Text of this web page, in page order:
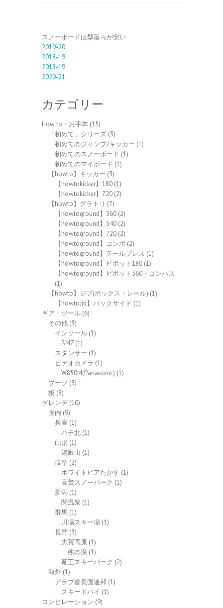
スノーボードは型落ちが安い
2019-20
2018-19
2018-19
2020-21
カテゴリー
How to・お手本 (15)
「初めて」シリーズ (3)
初めてのジャンプ/キッカー (1)
初めてのスノーボード (1)
初めてのマイボード (1)
【howto】キッカー (3)
【howtokicker】180 (1)
【howtokicker】720 (2)
【howto】グラトリ (7)
【howtoground】360 (2)
【howtoground】540 (2)
【howtoground】720 (2)
【howtoground】コンボ (2)
【howtoground】テールプレス (1)
【howtoground】ピボット180 (1)
【howtoground】ピボット360・コンパス
(1)
【howto】ジブ(ボックス・レール) (1)
【howtoJib】バックサイド (1)
ギア・ツール (6)
その他 (3)
インソール (1)
BMZ (1)
スタンサー (1)
ビデオカメラ (1)
W850M(Panasonic) (1)
ブーツ (3)
板 (3)
ゲレンデ(10)
国内 (9)
兵庫 (1)
ハチ北 (1)
山形 (1)
湯殿山 (1)
岐阜 (2)
ホワイトピアたかす (1)
高鷲スノーパーク (1)
新潟 (1)
関温泉 (1)
群馬 (1)
川場スキー場 (1)
長野 (3)
志賀高原 (1)
熊の湯 (1)
竜王スキーパーク (2)
海外 (1)
アラブ首長国連邦 (1)
スキードバイ (1)
コンピレーション (9)